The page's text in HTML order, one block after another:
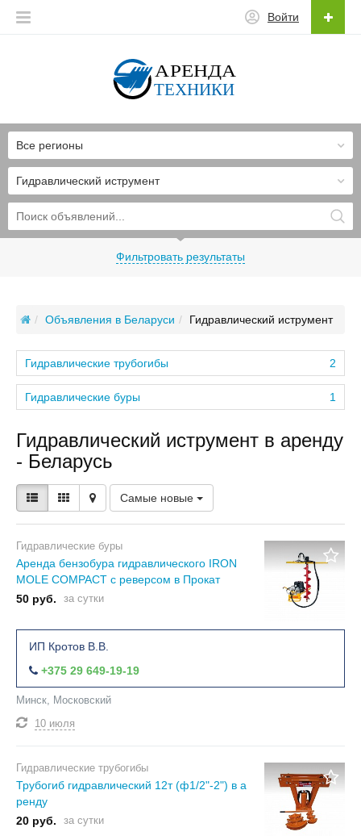
Войти
Гидравлический иструмент
Все регионы
Фильтровать результаты
Объявления в Беларуси Гидравлический иструмент
2
Гидравлические трубогибы
1
Гидравлические буры
Гидравлический иструмент в аренду
- Беларусь
Самые новые
Гидравлические буры
Аренда бензобура гидравлического IRON
MOLE COMPACT c реверсом в Прокат
50 руб.
за сутки
ИП Кротов В.В.
+375 29 649-19-19
Минск, Московский
10 июля
Гидравлические трубогибы
Трубогиб гидравлический 12т (ф1/2"-2") в а
ренду
20 руб.
за сутки